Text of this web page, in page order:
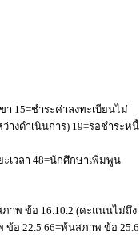
15=ชำระค่าลงทะเบียนไม่
งดำเนินการ) 19=รอชำระหนี้
ะเวลา 48=นักศึกษาเพิ่มพูน
าพ ข้อ 16.10.2 (คะแนนไม่ถึง
ข้อ 22.5 66=พ้นสภาพ ข้อ 25.6